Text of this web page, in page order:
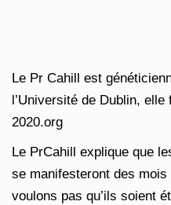
Le Pr Cahill est
l’Université de Dublin,
2020.org
Le PrCahill explique que
se manifesteront des
voulons pas qu’ils soient